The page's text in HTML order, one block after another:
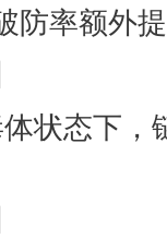
防率额外
状态下，